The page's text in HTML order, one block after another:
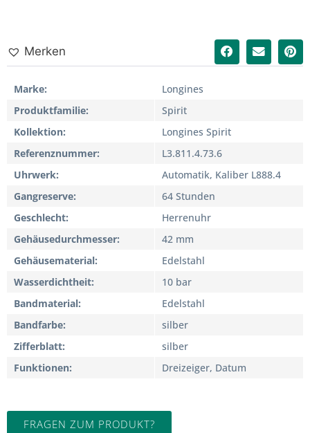
Merken
Marke
Longines
Produktfamilie
Spirit
Kollektion
Longines Spirit
Referenznummer
L3.811.4.73.6
Uhrwerk
Automatik, Kaliber L888.4
Gangreserve
64 Stunden
Geschlecht
Herrenuhr
Gehäusedurchmesser
42 mm
Gehäusematerial
Edelstahl
Wasserdichtheit
10 bar
Bandmaterial
Edelstahl
Bandfarbe
silber
Zifferblatt
silber
Funktionen
Dreizeiger, Datum
FRAGEN ZUM PRODUKT?